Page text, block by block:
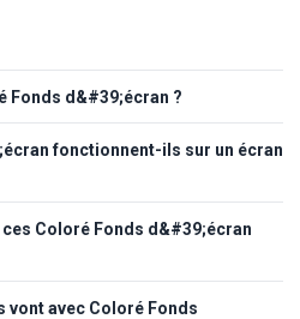
Fonds d&#39;écran ?
fonctionnent-ils sur un écran
Coloré Fonds d&#39;écran
vont avec Coloré Fonds